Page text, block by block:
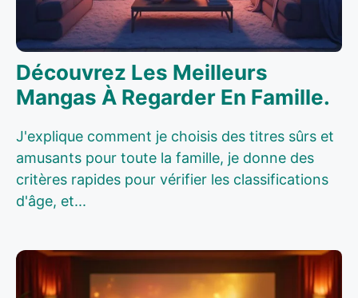
Découvrez Les Meilleurs
Mangas À Regarder En Famille.
J'explique comment je choisis des titres sûrs et
amusants pour toute la famille, je donne des
critères rapides pour vérifier les classifications
d'âge, et...